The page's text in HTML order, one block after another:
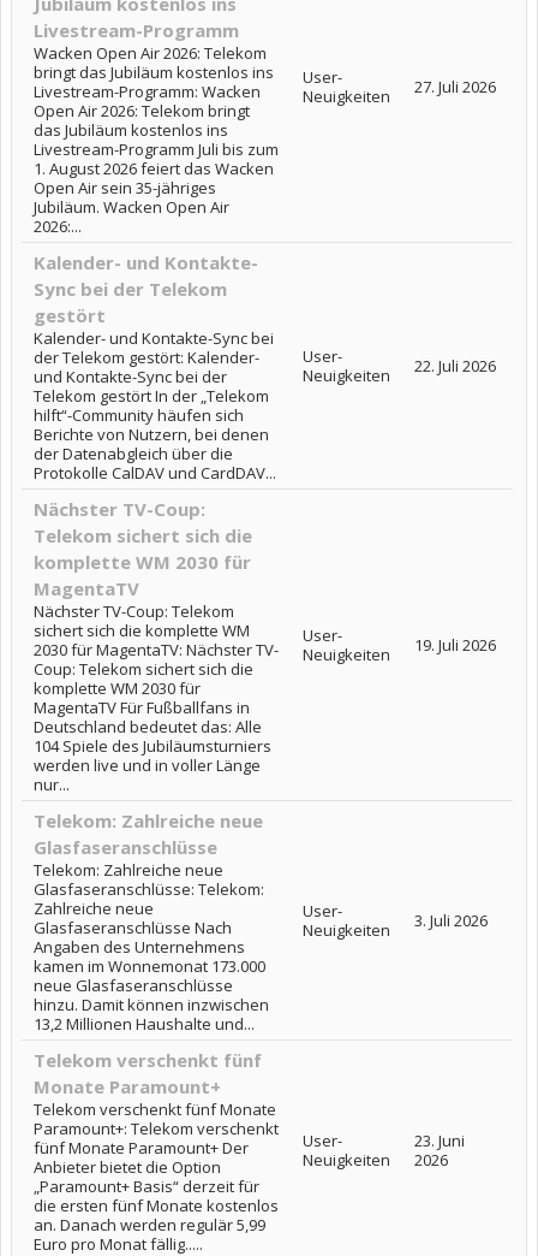
Livestream-Programm
Wacken Open Air 2026: Telekom
bringt das Jubiläum kostenlos ins
Livestream-Programm: Wacken
Open Air 2026: Telekom bringt
das Jubiläum kostenlos ins
Livestream-Programm Juli bis zum
1. August 2026 feiert das Wacken
Open Air sein 35-jähriges
Jubiläum. Wacken Open Air
2026:...
User-
Neuigkeiten
27. Juli 2026
Kalender- und Kontakte-
Sync bei der Telekom
gestört
Kalender- und Kontakte-Sync bei
der Telekom gestört: Kalender-
und Kontakte-Sync bei der
Telekom gestört In der „Telekom
hilft“-Community häufen sich
Berichte von Nutzern, bei denen
der Datenabgleich über die
Protokolle CalDAV und CardDAV...
User-
Neuigkeiten
22. Juli 2026
Nächster TV-Coup:
Telekom sichert sich die
komplette WM 2030 für
MagentaTV
Nächster TV-Coup: Telekom
sichert sich die komplette WM
2030 für MagentaTV: Nächster TV-
Coup: Telekom sichert sich die
komplette WM 2030 für
MagentaTV Für Fußballfans in
Deutschland bedeutet das: Alle
104 Spiele des Jubiläumsturniers
werden live und in voller Länge
nur...
User-
Neuigkeiten
19. Juli 2026
Telekom: Zahlreiche neue
Glasfaseranschlüsse
Telekom: Zahlreiche neue
Glasfaseranschlüsse: Telekom:
Zahlreiche neue
Glasfaseranschlüsse Nach
Angaben des Unternehmens
kamen im Wonnemonat 173.000
neue Glasfaseranschlüsse
hinzu. Damit können inzwischen
13,2 Millionen Haushalte und...
User-
Neuigkeiten
3. Juli 2026
Telekom verschenkt fünf
Monate Paramount+
Telekom verschenkt fünf Monate
Paramount+: Telekom verschenkt
fünf Monate Paramount+ Der
Anbieter bietet die Option
„Paramount+ Basis“ derzeit für
die ersten fünf Monate kostenlos
an. Danach werden regulär 5,99
Euro pro Monat fällig.....
User-
Neuigkeiten
23. Juni
2026